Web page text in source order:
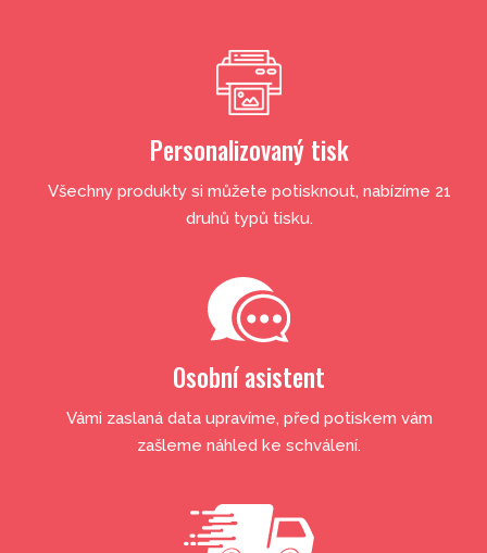
Personalizovaný tisk
Všechny produkty si můžete potisknout, nabízíme 21
druhů typů tisku.
Osobní asistent
Vámi zaslaná data upravíme, před potiskem vám
zašleme náhled ke schválení.